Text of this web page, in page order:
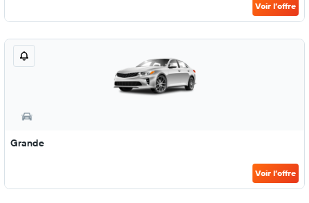
Voir l’offre
Grande
Voir l’offre